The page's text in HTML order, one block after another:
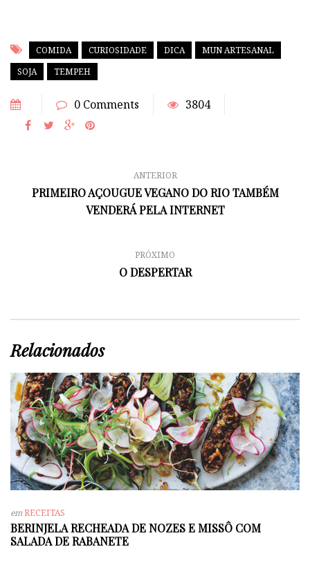
COMIDA CURIOSIDADE DICA
MUN ARTESANAL
SOJA
TEMPEH
0 Comments 3804
ANTERIOR
PRIMEIRO AÇOUGUE VEGANO DO RIO TAMBÉM
VENDERÁ PELA INTERNET
PRÓXIMO
O DESPERTAR
Relacionados
emRECEITAS
BERINJELA RECHEADA DE NOZES E MISSÔ COM
SALADA DE RABANETE